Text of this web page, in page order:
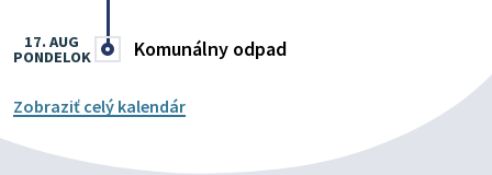
Komunálny odpad
17. AUG
PONDELOK
Zobraziť celý kalendár